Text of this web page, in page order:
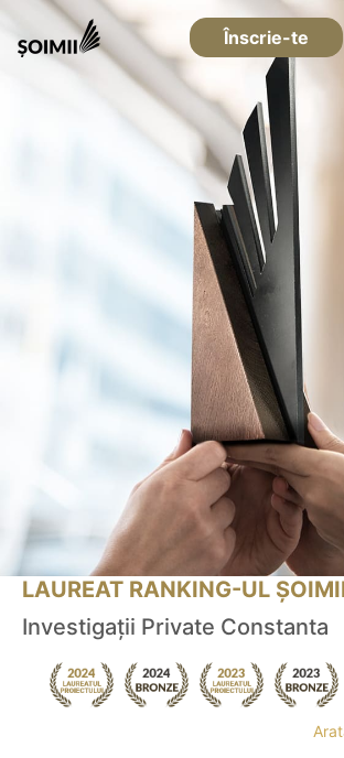
Înscrie-te
LAUREAT RANKING-UL
Investigații Private Constanta